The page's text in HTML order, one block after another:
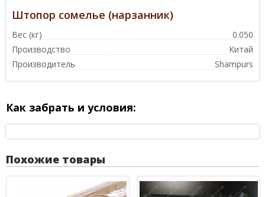
Штопор сомелье (нарзанник)
Вес (кг)
0.050
Производство
Китай
Производитель
Shampurs
Как забрать и условия:
Похожие товары